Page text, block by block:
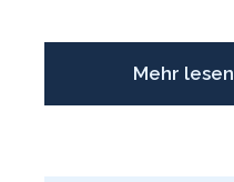
Mehr lesen